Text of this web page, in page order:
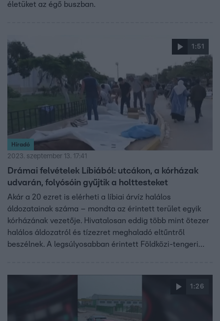
életüket az égő buszban.
1:51
Híradó
2023. szeptember 13. 17:41
Drámai felvételek Líbiából: utcákon, a kórházak
udvarán, folyósóin gyűjtik a holttesteket
Akár a 20 ezret is elérheti a líbiai árvíz halálos
áldozatainak száma – mondta az érintett terület egyik
kórházának vezetője. Hivatalosan eddig több mint ötezer
halálos áldozatról és tízezret meghaladó eltűntről
beszélnek. A legsúlyosabban érintett Földközi-tengeri
1:26